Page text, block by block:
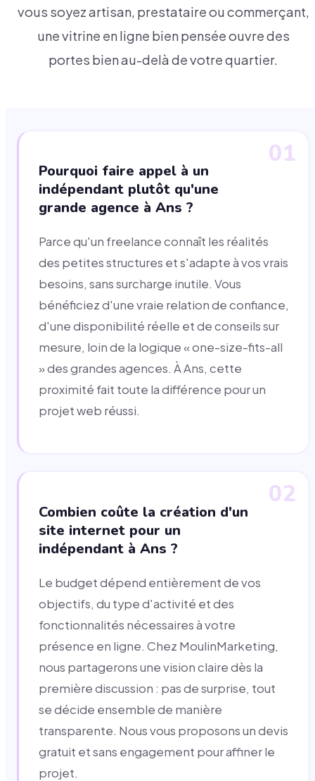
vous soyez artisan, prestataire ou commerçant,
une vitrine en ligne bien pensée ouvre des
portes bien au-delà de votre quartier.
01
Pourquoi faire appel à un
indépendant plutôt qu'une
grande agence à Ans ?
Parce qu'un freelance connaît les réalités
des petites structures et s'adapte à vos vrais
besoins, sans surcharge inutile. Vous
bénéficiez d'une vraie relation de confiance,
d'une disponibilité réelle et de conseils sur
mesure, loin de la logique « one-size-fits-all
» des grandes agences. À Ans, cette
proximité fait toute la différence pour un
projet web réussi.
02
Combien coûte la création d'un
site internet pour un
indépendant à Ans ?
Le budget dépend entièrement de vos
objectifs, du type d'activité et des
fonctionnalités nécessaires à votre
présence en ligne. Chez MoulinMarketing,
nous partagerons une vision claire dès la
première discussion : pas de surprise, tout
se décide ensemble de manière
transparente. Nous vous proposons un devis
gratuit et sans engagement pour affiner le
projet.